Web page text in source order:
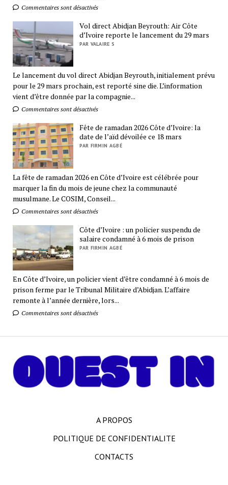
Commentaires sont désactivés
Vol direct Abidjan Beyrouth: Air Côte
d’Ivoire reporte le lancement du 29 mars
PAR VALAIRE S
Le lancement du vol direct Abidjan Beyrouth, initialement prévu
pour le 29 mars prochain, est reporté sine die. L’information
vient d’être donnée par la compagnie...
Commentaires sont désactivés
Fête de ramadan 2026 Côte d’Ivoire: la
date de l’aïd dévoilée ce 18 mars
PAR FIRMIN AGBÉ
La fête de ramadan 2026 en Côte d’Ivoire est célébrée pour
marquer la fin du mois de jeune chez la communauté
musulmane. Le COSIM, Conseil...
Commentaires sont désactivés
Côte d’Ivoire : un policier suspendu de
salaire condamné à 6 mois de prison
PAR FIRMIN AGBÉ
En Côte d’Ivoire, un policier vient d’être condamné à 6 mois de
prison ferme par le Tribunal Militaire d’Abidjan. L’affaire
remonte à l’année dernière, lors...
Commentaires sont désactivés
A PROPOS
POLITIQUE DE CONFIDENTIALITE
CONTACTS